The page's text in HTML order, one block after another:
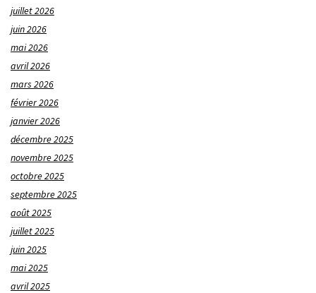
juillet 2026
juin 2026
mai 2026
avril 2026
mars 2026
février 2026
janvier 2026
décembre 2025
novembre 2025
octobre 2025
septembre 2025
août 2025
juillet 2025
juin 2025
mai 2025
avril 2025